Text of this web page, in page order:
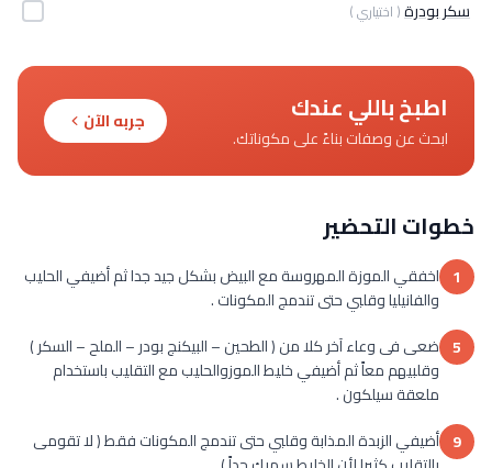
سكر بودرة( اختياري )
اطبخ باللي عندك
ابحث عن وصفات بناءً على مكوناتك.
جربه الآن
خطوات التحضير
1 اخفقي الموزة المهروسة مع البيض بشكل جيد جدا ثم أضيفي الحليب
والفانيليا وقلبي حتى تندمج المكونات .
5 ضعى فى وعاء آخر كلا من ( الطحين – البيكنج بودر – الملح – السكر )
وقلبيهم معاً ثم أضيفي خليط الموزوالحليب مع التقليب باستخدام
ملعقة سيلكون .
9 أضيفي الزبدة المذابة وقلبي حتى تندمج المكونات فقط ( لا تقومى